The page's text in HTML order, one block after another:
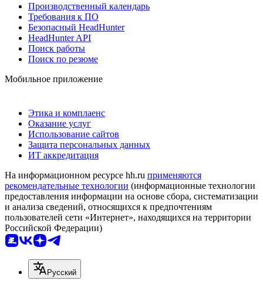
Производственный календарь
Требования к ПО
Безопасный HeadHunter
HeadHunter API
Поиск работы
Поиск по резюме
Мобильное приложение
Этика и комплаенс
Оказание услуг
Использование сайтов
Защита персональных данных
ИТ аккредитация
На информационном ресурсе hh.ru применяются
рекомендательные технологии (информационные технологии
предоставления информации на основе сбора, систематизации
и анализа сведений, относящихся к предпочтениям
пользователей сети «Интернет», находящихся на территории
Российской Федерации)
Русский